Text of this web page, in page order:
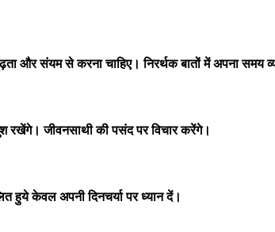
और संयम से करना चाहिए। निरर्थक बातों में अपना समय
जीवनसाथी की पसंद पर विचार करेंगे।
केवल अपनी दिनचर्या पर ध्यान दें।